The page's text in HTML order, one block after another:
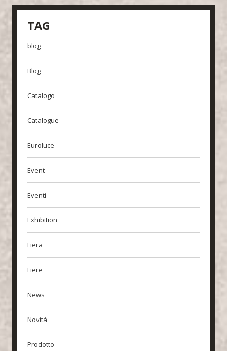
TAG
blog
Blog
Catalogo
Catalogue
Euroluce
Event
Eventi
Exhibition
Fiera
Fiere
News
Novità
Prodotto